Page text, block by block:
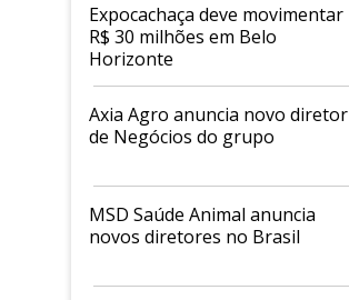
Expocachaça deve movimentar
R$ 30 milhões em Belo
Horizonte
Axia Agro anuncia novo diretor
de Negócios do grupo
MSD Saúde Animal anuncia
novos diretores no Brasil